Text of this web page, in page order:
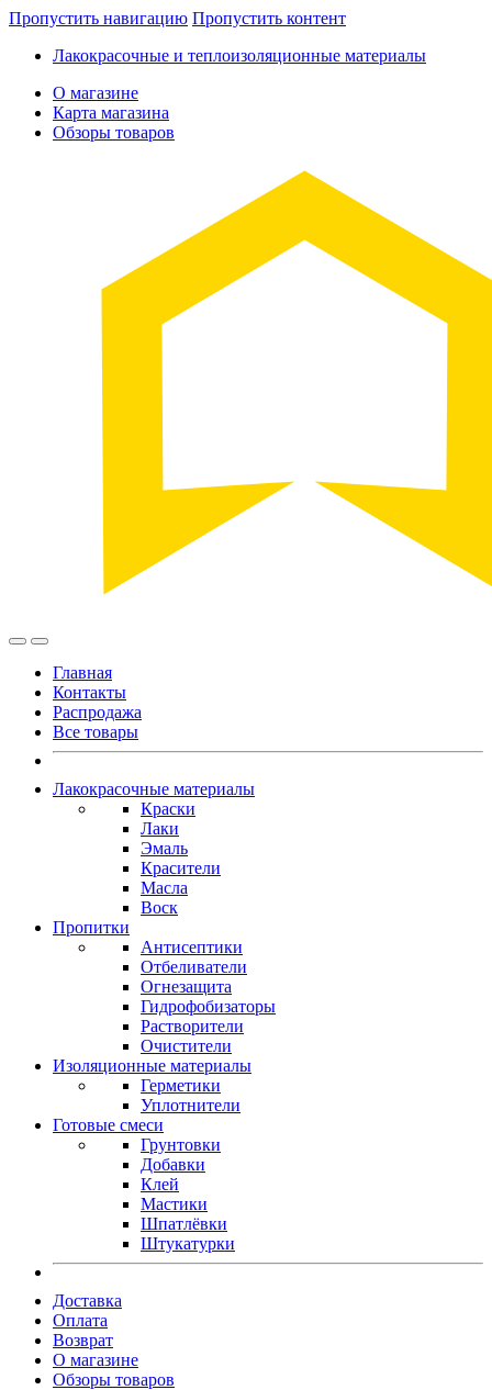
Пропустить навигацию Пропустить контент
Лакокрасочные и теплоизоляционные материалы
О магазине
Карта магазина
Обзоры товаров
Главная
Контакты
Распродажа
Все товары
Лакокрасочные материалы
Краски
Лаки
Эмаль
Красители
Масла
Воск
Пропитки
Антисептики
Отбеливатели
Огнезащита
Гидрофобизаторы
Растворители
Очистители
Изоляционные материалы
Герметики
Уплотнители
Готовые смеси
Грунтовки
Добавки
Клей
Мастики
Шпатлёвки
Штукатурки
Доставка
Оплата
Возврат
О магазине
Обзоры товаров